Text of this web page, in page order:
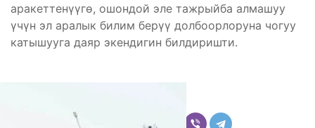
аракеттенүүгө, ошондой эле тажрыйба алмашуу
үчүн эл аралык билим берүү долбоорлоруна чогуу
катышууга даяр экендигин билдиришти.